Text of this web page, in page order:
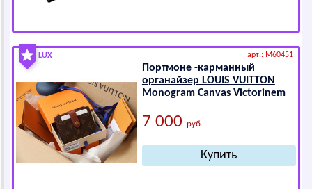
LUX арт.: M60451
Портмоне -карманный
органайзер LОUIS VUIТТОN
Моnоgrаm Саnvаs Victorinem
7 000 руб.